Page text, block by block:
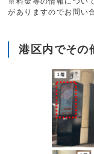
がありますのでお問い
港区内でその